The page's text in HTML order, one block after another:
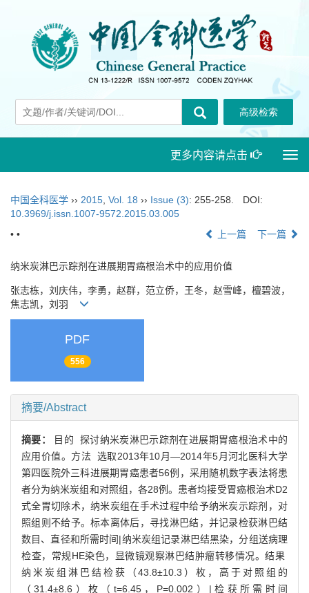
更多内容请点击
中国全科医学 ›› 2015, Vol. 18 ›› Issue (3): 255-258.
DOI:
10.3969/j.issn.1007-9572.2015.03.005
• •
上一篇 下一篇
纳米炭淋巴示踪剂在进展期胃癌根治术中的应用价值
张志栋，刘庆伟，李勇，赵群，范立侨，王冬，赵雪峰，檀碧波，
焦志凯，刘羽
PDF
556
摘要/Abstract
摘要：
目的 探讨纳米炭淋巴示踪剂在进展期胃癌根治术中的
应用价值。方法 选取2013年10月—2014年5月河北医科大学
第四医院外三科进展期胃癌患者56例，采用随机数字表法将患
者分为纳米炭组和对照组，各28例。患者均接受胃癌根治术D2
式全胃切除术，纳米炭组在手术过程中给予纳米炭示踪剂，对
照组则不给予。标本离体后，寻找淋巴结，并记录检获淋巴结
数目、直径和所需时间|纳米炭组记录淋巴结黑染，分组送病理
检查，常规HE染色，显微镜观察淋巴结肿瘤转移情况。结果
纳米炭组淋巴结检获（43.8±10.3）枚，高于对照组的
（31.4±8.6）枚（t=6.45，P=0.002）|检获所需时间